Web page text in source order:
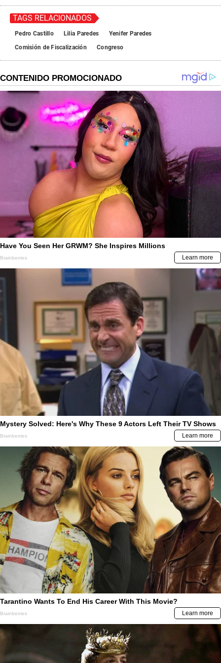
o
n
d
TAGS RELACIONADOS
Pedro Castillo Lilia Paredes
Yenifer Paredes
Comisión de Fiscalización
Congreso